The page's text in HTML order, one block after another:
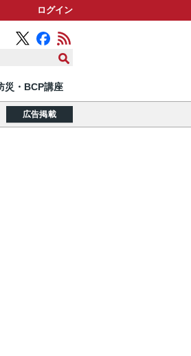
ログイン
災・BCP講座
広告掲載